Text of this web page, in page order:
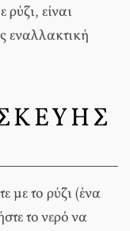
είναι
εναλλακτική
με το ρύζι (ένα
το νερό να